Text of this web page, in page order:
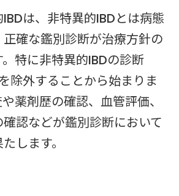
は、非特異的IBDとは病態
確な鑑別診断が治療方針の
特に非特異的IBDの診断
除外することから始まりま
薬剤歴の確認、血管評価、
認などが鑑別診断において
します。